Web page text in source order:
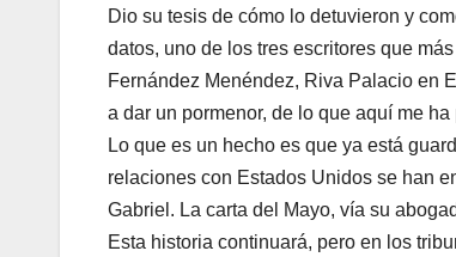
Dio su tesis de cómo lo detuvieron y
datos, uno de los tres escritores que
Fernández Menéndez, Riva Palacio en
a dar un pormenor, de lo que aquí me
Lo que es un hecho es que ya está
relaciones con Estados Unidos se han
Gabriel. La carta del Mayo, vía su
Esta historia continuará, pero en los